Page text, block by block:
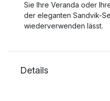
Sie Ihre Veranda oder
der eleganten Sandvik-
wiederverwenden lässt.
Details